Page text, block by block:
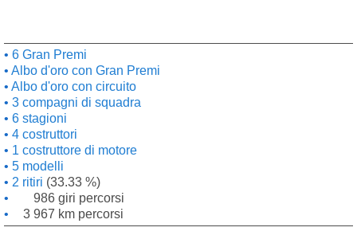
6 Gran Premi
Albo d'oro con Gran Premi
Albo d'oro con circuito
3 compagni di squadra
6 stagioni
4 costruttori
1 costruttore di motore
5 modelli
2 ritiri (33.33 %)
986 giri percorsi
3 967 km percorsi